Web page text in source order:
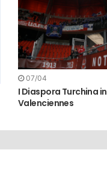
07/04
I Diaspora Turchina in
Valenciennes